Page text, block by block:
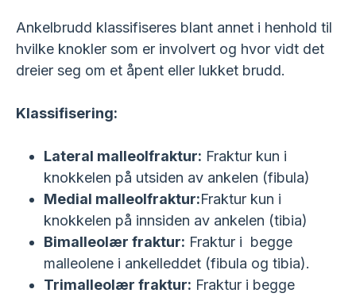
Ankelbrudd klassifiseres blant annet i henhold til
hvilke knokler som er involvert og hvor vidt det
dreier seg om et åpent eller lukket brudd.
Klassifisering:
Lateral malleolfraktur: Fraktur kun i
knokkelen på utsiden av ankelen (fibula)
Medial malleolfraktur:Fraktur kun i
knokkelen på innsiden av ankelen (tibia)
Bimalleolær fraktur: Fraktur i begge
malleolene i ankelleddet (fibula og tibia).
Trimalleolær fraktur: Fraktur i begge